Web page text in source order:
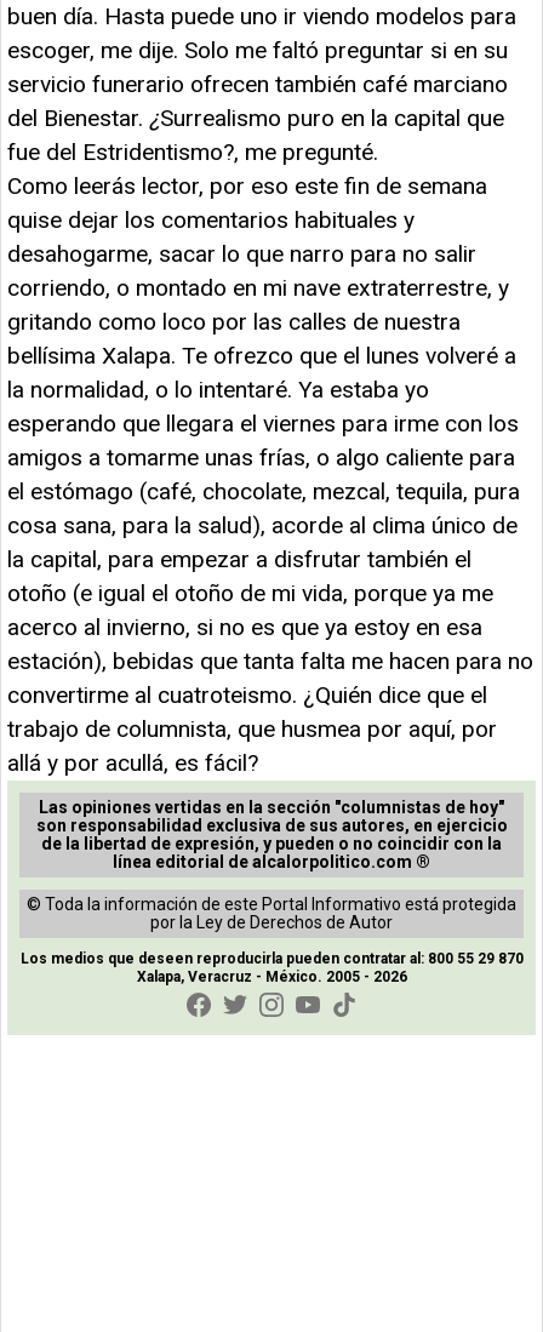
buen día. Hasta puede uno ir viendo modelos para
escoger, me dije. Solo me faltó preguntar si en su
servicio funerario ofrecen también café marciano
del Bienestar. ¿Surrealismo puro en la capital que
fue del Estridentismo?, me pregunté.
Como leerás lector, por eso este fin de semana
quise dejar los comentarios habituales y
desahogarme, sacar lo que narro para no salir
corriendo, o montado en mi nave extraterrestre, y
gritando como loco por las calles de nuestra
bellísima Xalapa. Te ofrezco que el lunes volveré a
la normalidad, o lo intentaré. Ya estaba yo
esperando que llegara el viernes para irme con los
amigos a tomarme unas frías, o algo caliente para
el estómago (café, chocolate, mezcal, tequila, pura
cosa sana, para la salud), acorde al clima único de
la capital, para empezar a disfrutar también el
otoño (e igual el otoño de mi vida, porque ya me
acerco al invierno, si no es que ya estoy en esa
estación), bebidas que tanta falta me hacen para no
convertirme al cuatroteismo. ¿Quién dice que el
trabajo de columnista, que husmea por aquí, por
allá y por acullá, es fácil?
Las opiniones vertidas en la sección "columnistas de hoy"
son responsabilidad exclusiva de sus autores, en ejercicio
de la libertad de expresión, y pueden o no coincidir con la
línea editorial de alcalorpolitico.com ®
© Toda la información de este Portal Informativo está protegida
por la Ley de Derechos de Autor
Los medios que deseen reproducirla pueden contratar al: 800 55 29 870
Xalapa, Veracruz - México. 2005 - 2026